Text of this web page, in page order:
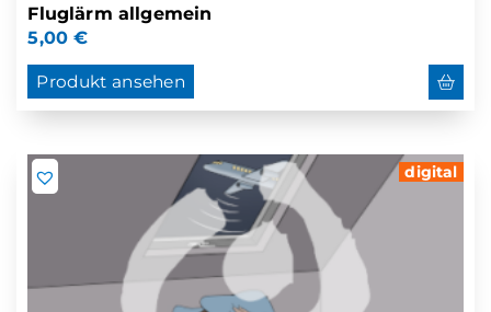
Fluglärm allgemein
5,00€
Produkt ansehen
digital